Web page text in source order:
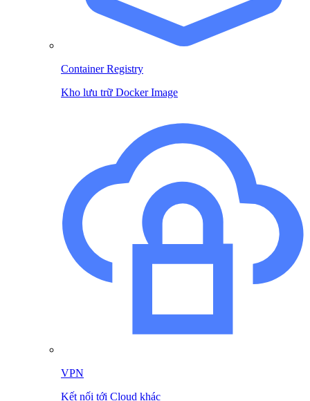
Container Registry
Kho lưu trữ Docker Image
VPN
Kết nối tới Cloud khác